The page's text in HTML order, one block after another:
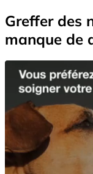
Greffer des
manque de